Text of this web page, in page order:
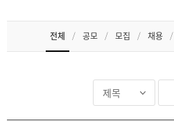
전체 / 공모 / 모집 / 채용 /